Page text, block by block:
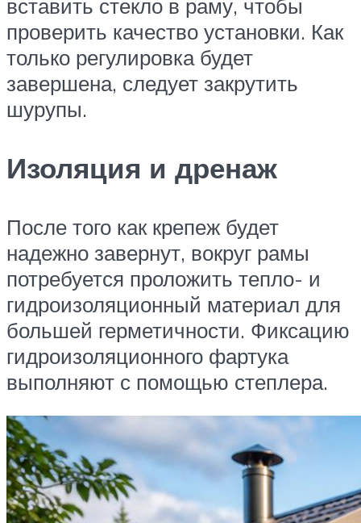
вставить стекло в раму, чтобы
проверить качество установки. Как
только регулировка будет
завершена, следует закрутить
шурупы.
Изоляция и дренаж
После того как крепеж будет
надежно завернут, вокруг рамы
потребуется проложить тепло- и
гидроизоляционный материал для
большей герметичности. Фиксацию
гидроизоляционного фартука
выполняют с помощью степлера.